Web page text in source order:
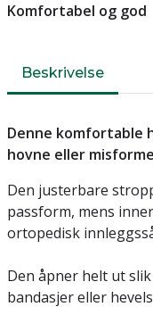
Komfortabel og god
Beskrivelse
Denne komfortable
hovne eller
Den justerbare
passform, mens
ortopedisk
Den åpner helt ut
bandasjer eller